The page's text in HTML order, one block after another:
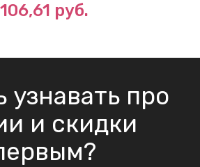
106,61 руб.
узнавать про
и скидки